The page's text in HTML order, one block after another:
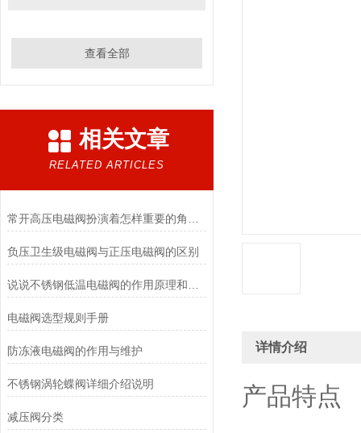
查看全部
相关文章
RELATED ARTICLES
负压卫生级电磁阀与正压电磁阀的区别
电磁阀选型规则手册
防冻液电磁阀的作用与维护
不锈钢涡轮蝶阀详细介绍说明
减压阀分类
详情介绍
产品特点